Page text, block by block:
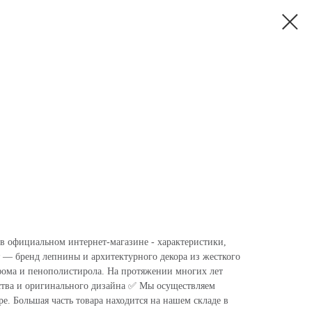
официальном интернет-магазине - характеристики,
бренд лепнины и архитектурного декора из жесткого
и пенополистирола. На протяжении многих лет
и оригинального дизайна ✅ Мы осуществляем
Большая часть товара находится на нашем складе в